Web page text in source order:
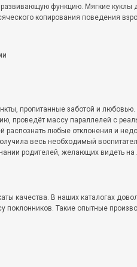
функцию. Мягкие куклы
копирования поведения
пропитанные заботой и любовью.
проведёт массу параллелей с
распознать любые отклонения и
весь необходимый
родителей, желающих видеть на
качества. В наших каталогах
поклонников. Такие опытные